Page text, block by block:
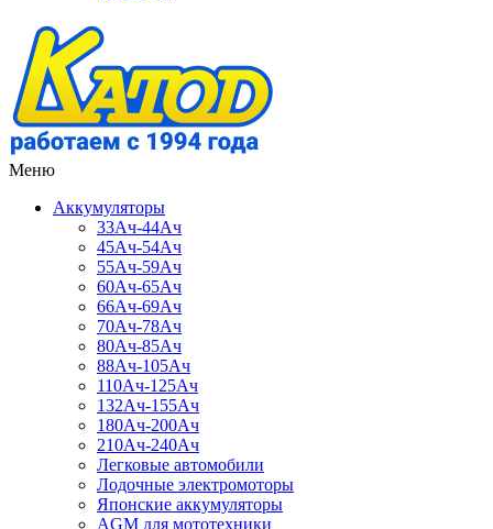
Меню
Аккумуляторы
33Ач-44Ач
45Ач-54Ач
55Ач-59Ач
60Ач-65Ач
66Ач-69Ач
70Ач-78Ач
80Ач-85Ач
88Ач-105Ач
110Ач-125Ач
132Ач-155Ач
180Ач-200Ач
210Ач-240Ач
Легковые автомобили
Лодочные электромоторы
Японские аккумуляторы
AGM для мототехники